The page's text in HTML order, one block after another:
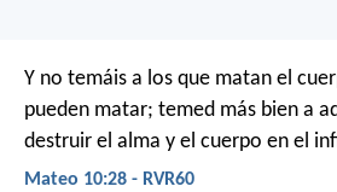
Y no temáis a los que matan el
pueden matar; temed más bien a
destruir el alma y el cuerpo en el
Mateo 10:28 - RVR60